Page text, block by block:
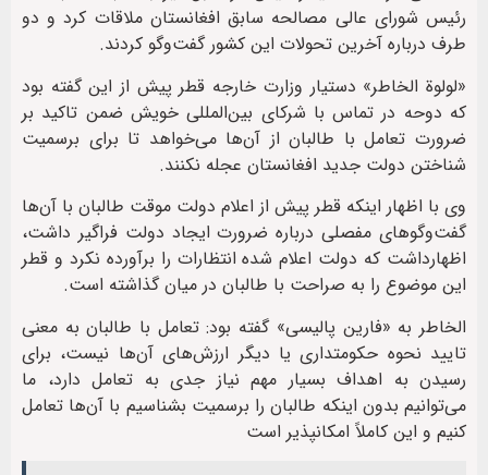
رئیس شورای عالی مصالحه سابق افغانستان ملاقات کرد و دو
طرف درباره آخرین تحولات این کشور گفت‌وگو کردند.
«لولوة الخاطر» دستیار وزارت خارجه قطر پیش از این گفته بود
که دوحه در تماس با شرکای بین‌المللی خویش ضمن تاکید بر
ضرورت تعامل با طالبان از آن‌ها می‌خواهد تا برای برسمیت
شناختن دولت جدید افغانستان عجله نکنند.
وی با اظهار اینکه قطر پیش از اعلام دولت موقت طالبان با آن‌ها
گفت‌وگوهای مفصلی درباره ضرورت ایجاد دولت فراگیر داشت،
اظهارداشت که دولت اعلام شده انتظارات را برآورده نکرد و قطر
این موضوع را به صراحت با طالبان در میان گذاشته است.
الخاطر به «فارین پالیسی» گفته بود: تعامل با طالبان به معنی
تایید نحوه حکومتداری یا دیگر ارزش‌های آن‌ها نیست، برای
رسیدن به اهداف بسیار مهم نیاز جدی به تعامل دارد، ما
می‌توانیم بدون اینکه طالبان را برسمیت بشناسیم با آن‌ها تعامل
کنیم و این کاملاً امکانپذیر است